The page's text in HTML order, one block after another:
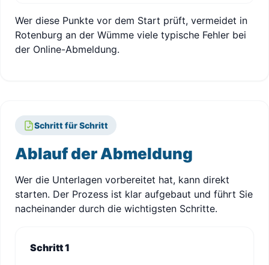
Wer diese Punkte vor dem Start prüft, vermeidet in
Rotenburg an der Wümme viele typische Fehler bei
der Online-Abmeldung.
Schritt für Schritt
Ablauf der Abmeldung
Wer die Unterlagen vorbereitet hat, kann direkt
starten. Der Prozess ist klar aufgebaut und führt Sie
nacheinander durch die wichtigsten Schritte.
Schritt 1